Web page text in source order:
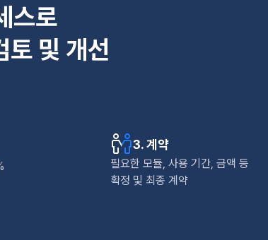
스로
토 및 개선
3. 계약
필요한 모듈, 사용 기간, 금액 등
확정 및 최종 계약